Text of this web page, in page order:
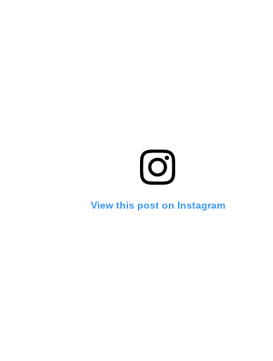
View this post on Instagram